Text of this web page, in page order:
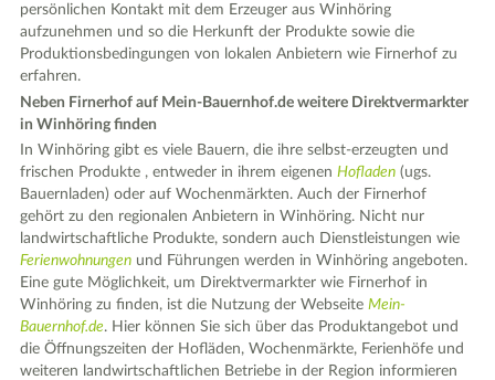
persönlichen Kontakt mit dem Erzeuger aus Winhöring
aufzunehmen und so die Herkunft der Produkte sowie die
Produktionsbedingungen von lokalen Anbietern wie Firnerhof zu
erfahren.
Neben Firnerhof auf Mein-Bauernhof.de weitere Direktvermarkter
in Winhöring finden
In Winhöring gibt es viele Bauern, die ihre selbst-erzeugten und
frischen Produkte , entweder in ihrem eigenenHofladen (ugs.
Bauernladen) oder auf Wochenmärkten. Auch der Firnerhof
gehört zu den regionalen Anbietern in Winhöring. Nicht nur
landwirtschaftliche Produkte, sondern auch Dienstleistungen wie
Ferienwohnungen und Führungen werden in Winhöring angeboten.
Eine gute Möglichkeit, um Direktvermarkter wie Firnerhof in
Winhöring zu finden, ist die Nutzung der WebseiteMein-
Bauernhof.de. Hier können Sie sich über das Produktangebot und
die Öffnungszeiten der Hofläden, Wochenmärkte, Ferienhöfe und
weiteren landwirtschaftlichen Betriebe in der Region informieren